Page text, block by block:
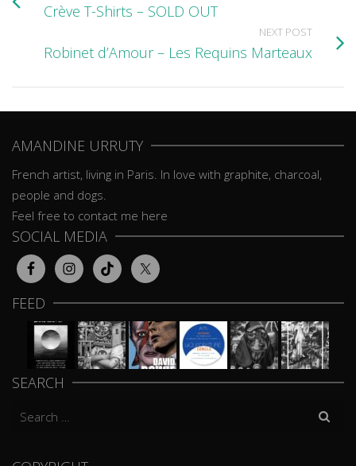
Crève T-Shirts – SOLD OUT
NEXT POST
Robinet d’Amour – Les Requins Marteaux
AMANDINE URRUTY
French artist, living in Paris. In love with graphite, charcoal,
people and dogs.
Feel free to contact me here
SOCIAL MEDIA
FEED
SEARCH
Search